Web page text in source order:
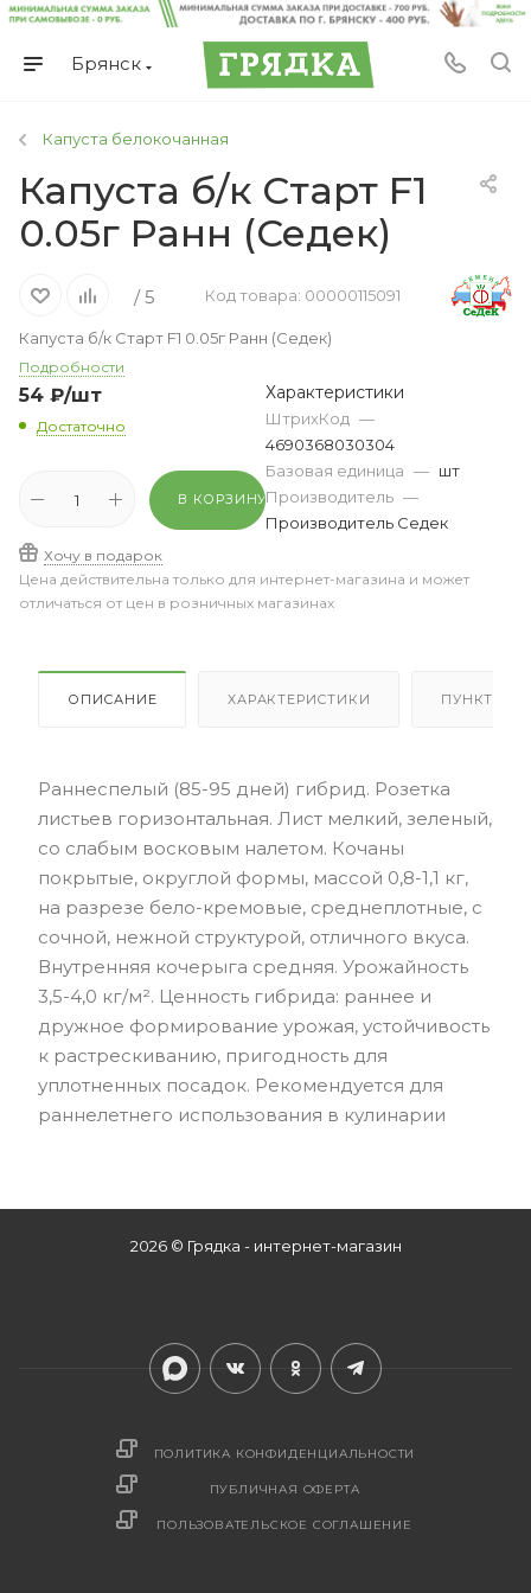
Брянск
Капуста белокочанная
Капуста б/к Старт F1
0.05г Ранн (Седек)
/ 5 Код товара: 00000115091
Капуста б/к Старт F1 0.05г Ранн (Седек)
Подробности
54 ₽/шт
Достаточно
В КОРЗИНУ
Хочу в подарок
Характеристики
ШтрихКод —
4690368030304
Базовая единица — шт
Производитель —
Производитель Седек
Цена действительна только для интернет-магазина и может
отличаться от цен в розничных магазинах
ОПИСАНИЕ ХАРАКТЕРИСТИКИ ПУНКТЫ
Раннеспелый (85-95 дней) гибрид. Розетка
листьев горизонтальная. Лист мелкий, зеленый,
со слабым восковым налетом. Кочаны
покрытые, округлой формы, массой 0,8-1,1 кг,
на разрезе бело-кремовые, среднеплотные, с
сочной, нежной структурой, отличного вкуса.
Внутренняя кочерыга средняя. Урожайность
3,5-4,0 кг/м². Ценность гибрида: раннее и
дружное формирование урожая, устойчивость
к растрескиванию, пригодность для
уплотненных посадок. Рекомендуется для
раннелетнего использования в кулинарии
2026 © Грядка - интернет-магазин
ПОЛИТИКА КОНФИДЕНЦИАЛЬНОСТИ
ПУБЛИЧНАЯ ОФЕРТА
ПОЛЬЗОВАТЕЛЬСКОЕ СОГЛАШЕНИЕ